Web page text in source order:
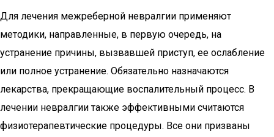
Для лечения межреберной невралгии применяют
методики, направленные, в первую очередь, на
устранение причины, вызвавшей приступ, ее ослабление
или полное устранение. Обязательно назначаются
лекарства, прекращающие воспалительный процесс. В
лечении невралгии также эффективными считаются
физиотерапевтические процедуры. Все они призваны